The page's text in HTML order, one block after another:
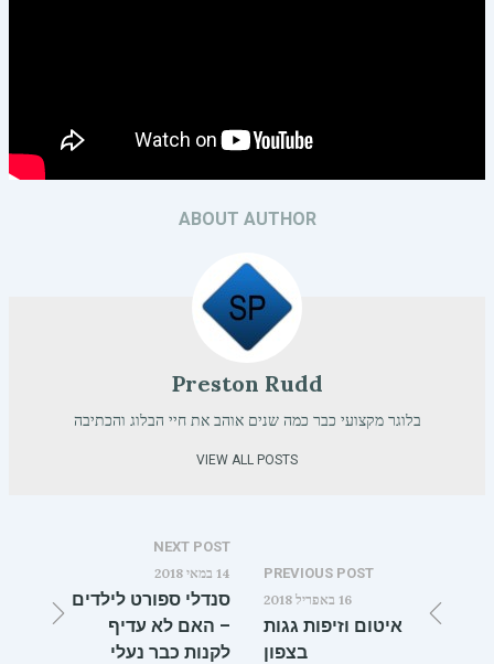
ABOUT AUTHOR
Preston Rudd
בלוגר מקצועי כבר כמה שנים אוהב את חיי הבלוג והכתיבה
VIEW ALL POSTS
PREVIOUS POST
16 באפריל 2018
איטום וזיפות גגות
בצפון
NEXT POST
14 במאי 2018
סנדלי ספורט לילדים
– האם לא עדיף
לקנות כבר נעלי